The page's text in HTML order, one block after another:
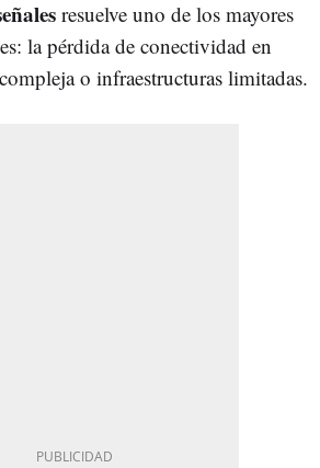
resuelve uno de los mayores
la pérdida de conectividad en
o infraestructuras limitadas.